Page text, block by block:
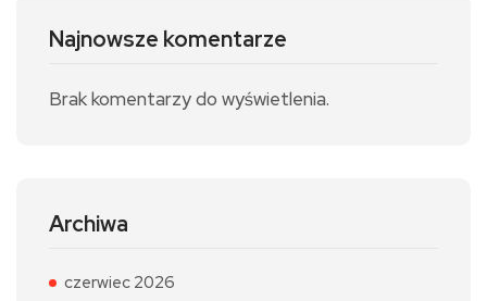
Najnowsze komentarze
Brak komentarzy do wyświetlenia.
Archiwa
czerwiec 2026